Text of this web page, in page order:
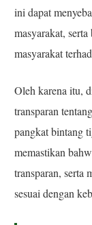
ini dapat
masyarakat,
masyarakat
Oleh karena itu,
transparan
pangkat bintang
memastikan
transparan, serta
sesuai dengan